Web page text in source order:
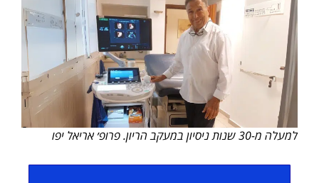
למעלה מ-30 שנות ניסיון במעקב הריון. פרופ׳ אריאל יפו